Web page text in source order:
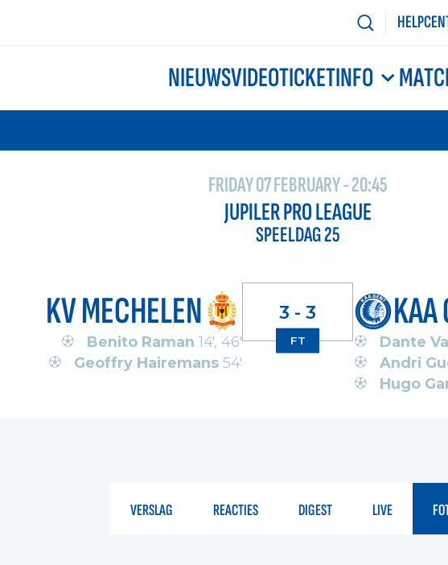
NIEUWSVIDEOTICKETINFO
FRIDAY 07 FEBRUARY - 20:45
JUPILER PRO LEAGUE
SPEELDAG 25
KV MECHELEN
Benito Raman 14', 46'
Geoffry Hairemans 54'
3 - 3
FT
KAA
Dante
Andri
Hugo
VERSLAG REACTIES DIGEST LIVE